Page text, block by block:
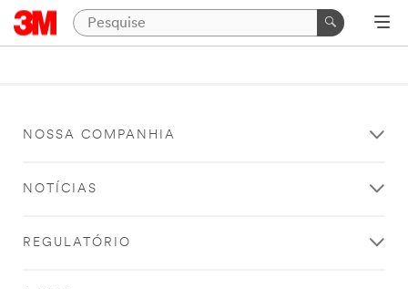
NOSSA COMPANHIA
NOTÍCIAS
REGULATÓRIO